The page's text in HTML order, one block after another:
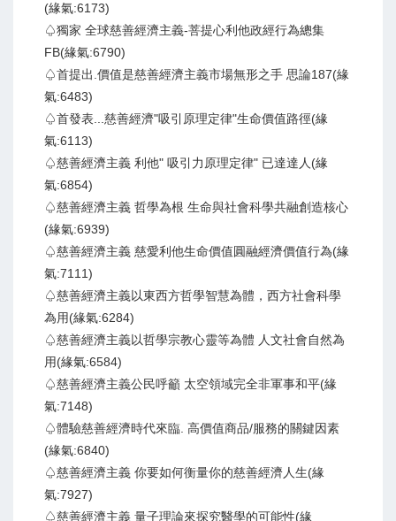
(緣氣:6173)
♤獨家 全球慈善經濟主義-菩提心利他政經行為總集
FB(緣氣:6790)
♤首提出.價值是慈善經濟主義市場無形之手 思論187(緣
氣:6483)
♤首發表...慈善經濟"吸引原理定律"生命價值路徑(緣
氣:6113)
♤慈善經濟主義 利他" 吸引力原理定律" 已達達人(緣
氣:6854)
♤慈善經濟主義 哲學為根 生命與社會科學共融創造核心
(緣氣:6939)
♤慈善經濟主義 慈愛利他生命價值圓融經濟價值行為(緣
氣:7111)
♤慈善經濟主義以東西方哲學智慧為體，西方社會科學
為用(緣氣:6284)
♤慈善經濟主義以哲學宗教心靈等為體 人文社會自然為
用(緣氣:6584)
♤慈善經濟主義公民呼籲 太空領域完全非軍事和平(緣
氣:7148)
♤體驗慈善經濟時代來臨. 高價值商品/服務的關鍵因素
(緣氣:6840)
♤慈善經濟主義 你要如何衡量你的慈善經濟人生(緣
氣:7927)
♤慈善經濟主義 量子理論來探究醫學的可能性(緣